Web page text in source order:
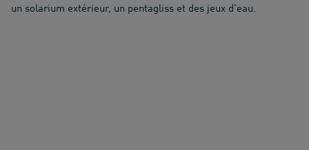
un solarium extérieur, un pentagliss et des jeux d’eau.